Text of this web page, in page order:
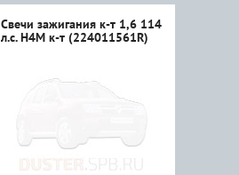
Свечи зажигания к-т 1,6 114
л.с. H4M к-т (224011561R)